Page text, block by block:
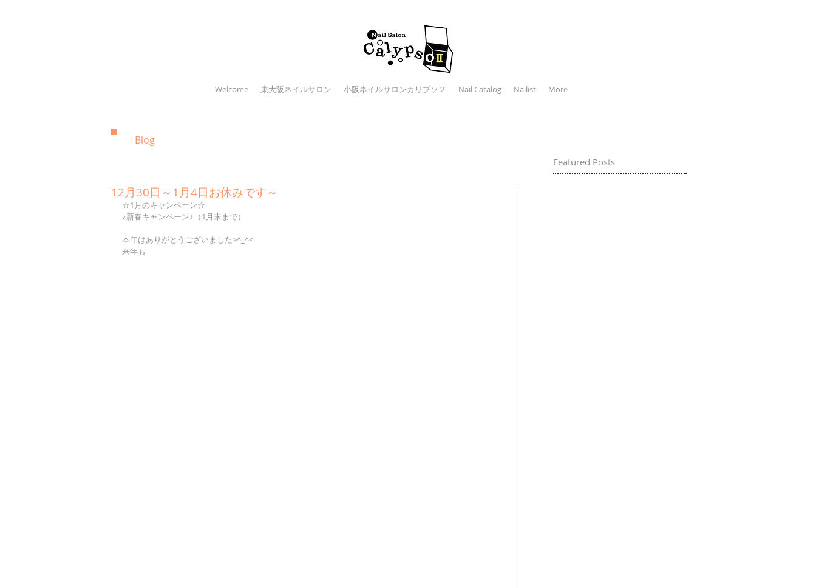
Welcome 東大阪ネイルサロン 小阪ネイルサロンカリプソ２ Nail Catalog Nailist More
Blog
Featured Posts
12月30日～1月4日お休みです～
☆1月のキャンペーン☆
♪新春キャンペーン♪（1月末まで）
本年はありがとうございました>^_^<
来年も